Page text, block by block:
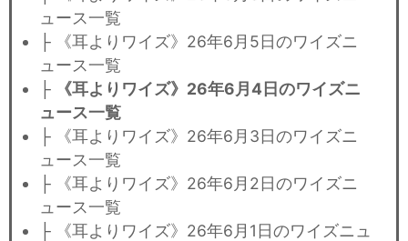
ュース一覧
├ 《耳よりワイズ》26年6月5日のワイズニ
ュース一覧
├
《耳よりワイズ》26年6月4日のワイズニ
ュース一覧
├ 《耳よりワイズ》26年6月3日のワイズニ
ュース一覧
├ 《耳よりワイズ》26年6月2日のワイズニ
ュース一覧
├ 《耳よりワイズ》26年6月1日のワイズニュ